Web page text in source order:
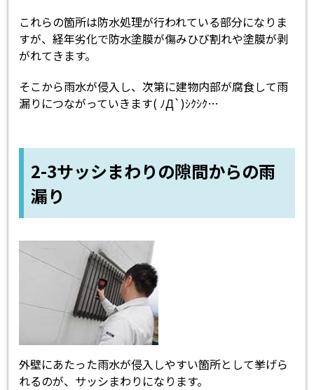
これらの箇所は防水処理が行われている部分になりま
すが、経年劣化で防水塗膜が傷みひび割れや塗膜が剥
がれてきます。
そこから雨水が侵入し、次第に建物内部が腐食して雨
漏りにつながっていきます( ﾉД`)ｼｸｼｸ…
2-3サッシまわりの隙間からの雨
漏り
外壁にあたった雨水が侵入しやすい箇所として挙げら
れるのが、サッシまわりになります。